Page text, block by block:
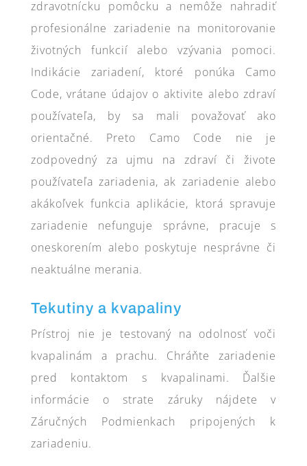
zdravotnícku pomôcku a nemôže nahradiť
profesionálne zariadenie na monitorovanie
životných funkcií alebo vzývania pomoci.
Indikácie zariadení, ktoré ponúka Camo
Code, vrátane údajov o aktivite alebo zdraví
používateľa, by sa mali považovať ako
orientačné. Preto Camo Code nie je
zodpovedný za ujmu na zdraví či živote
používateľa zariadenia, ak zariadenie alebo
akákoľvek funkcia aplikácie, ktorá spravuje
zariadenie nefunguje správne, pracuje s
oneskorením alebo poskytuje nesprávne či
neaktuálne merania.
Tekutiny a kvapaliny
Prístroj nie je testovaný na odolnosť voči
kvapalinám a prachu. Chráňte zariadenie
pred kontaktom s kvapalinami. Ďalšie
informácie o strate záruky nájdete v
Záručných Podmienkach pripojených k
zariadeniu.